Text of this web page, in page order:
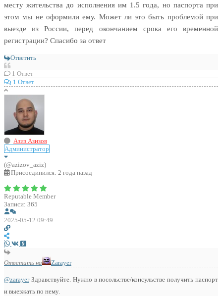
месту жительства до исполнения им 1.5 года, но паспорта при
этом мы не оформили ему. Может ли это быть проблемой при
выезде из России, перед окончанием срока его временной
регистрации? Спасибо за ответ
Ответить
1 Ответ
1 Ответ
Азиз Азизов
Администратор
(@azizov_aziz)
Присоединился: 2 года назад
Reputable Member
Записи: 365
2025-05-12 09:49
Ответить на Zarayer
@zarayerЗдравствуйте. Нужно в посольстве/консульстве получить паспорт
и выезжать по нему.